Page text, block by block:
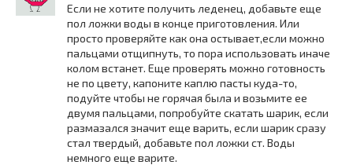
Если не хотите получить леденец, добавьте еще
пол ложки воды в конце приготовления. Или
просто проверяйте как она остывает,если можно
пальцами отщипнуть, то пора использовать иначе
колом встанет. Еще проверять можно готовность
не по цвету, капоните каплю пасты куда-то,
подуйте чтобы не горячая была и возьмите ее
двумя пальцами, попробуйте скатать шарик, если
размазался значит еще варить, если шарик сразу
стал твердый, добавьте пол ложки ст. Воды
немного еще варите.